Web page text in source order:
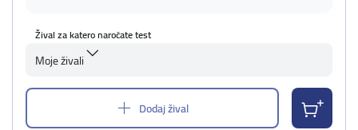
Žival za katero naročate test
Moje živali
Dodaj žival